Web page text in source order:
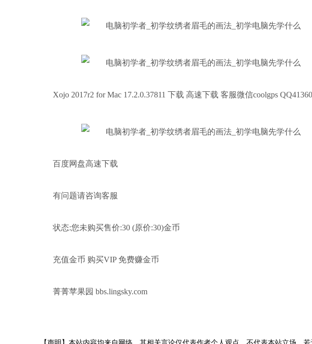
Xojo 2017r2 for Mac 17.2.0.37811 下载 高速下载 客服微信coolgps
百度网盘高速下载
有问题请咨询客服
状态:您未购买售价:30 (原价:30)金币
充值金币 购买VIP 免费赚金币
菁菁苹果园 bbs.lingsky.com